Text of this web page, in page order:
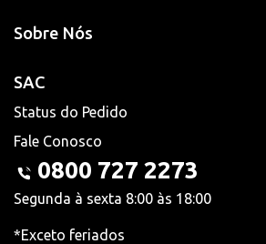
Sobre Nós
SAC
Status do Pedido
Fale Conosco
0800 727 2273
Segunda à sexta 8:00 às 18:00
*Exceto feriados